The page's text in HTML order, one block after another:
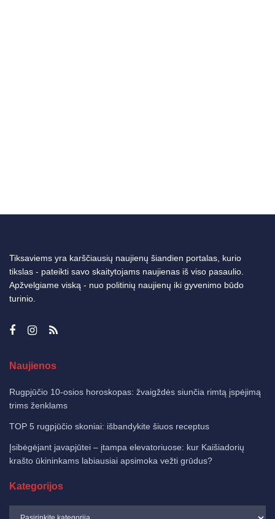
Tiksaviems yra karščiausių naujienų šiandien portalas, kurio
tikslas - pateikti savo skaitytojams naujienas iš viso pasaulio.
Apžvelgiame viską - nuo politinių naujienų iki gyvenimo būdo
turinio.
Naujienos
Rugpjūčio 10-osios horoskopas: žvaigždės siunčia rimtą įspėjimą
trims ženklams
TOP 5 rugpjūčio skoniai: išbandykite šiuos receptus
Įsibėgėjant javapjūtei – įtampa elevatoriuose: kur Kaišiadorių
krašto ūkininkams labiausiai apsimoka vežti grūdus?
Kategorijos